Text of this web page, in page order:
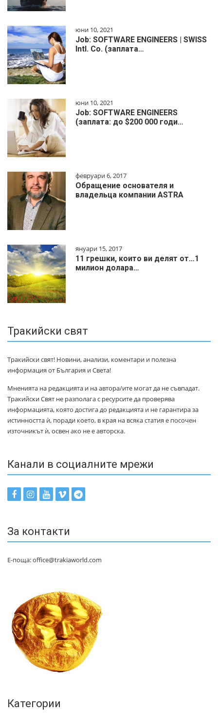
юни 10, 2021
Job: SOFTWARE ENGINEERS | SWISS
Intl. Co. (заплата…
юни 10, 2021
Job: SOFTWARE ENGINEERS
(заплата: до $200 000 годи…
февруари 6, 2017
Обращение основателя и
владельца компании ASTRA
януари 15, 2017
11 грешки, които ви делят от…1
милиoн дoлapa…
Тракийски свят
Тракийски свят! Новини, анализи, коментари и полезна
информация от България и Света!
Мненията на редакцията и на автора/ите могат да не съвпадат.
Тракийски Свят не разполага с ресурсите да проверява
информацията, която достига до редакцията и не гарантира за
истинността ѝ, поради което, в края на всяка статия е посочен
източникът ѝ, освен ако не е авторска.
Канали в социалните мрежи
За контакти
Е-поща: office@trakiaworld.com
Категории